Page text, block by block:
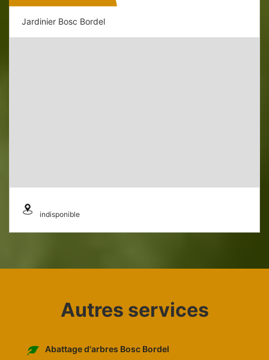
Jardinier Bosc Bordel
indisponible
Autres services
Abattage d'arbres Bosc Bordel